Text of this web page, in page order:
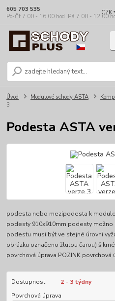
CZK
605 703 535
Po-Čt 7.00 - 16.00 hod. Pá 7.00 - 12.00
Úvod Modulové schody ASTA
3
Podesta ASTA
podesta nebo mezipodesta k
podesty 910x910mm podesty možno
podestu musí být ve stejné úrovni
obrázku označeno žlutou čarou)
povrchová úprava POZINK povrchová
Dostupnost
2 - 3 týdny
Povrchová úprava